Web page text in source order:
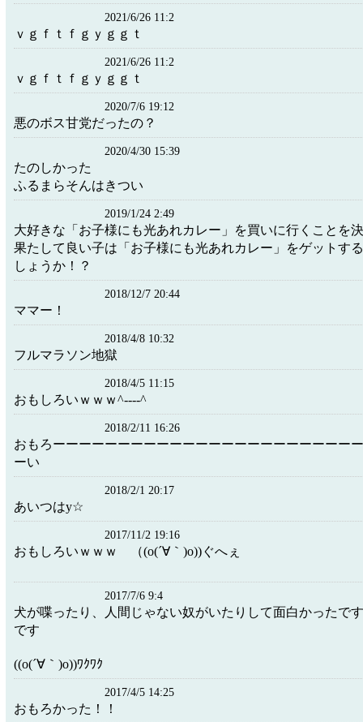
2021/6/26 11:2
ｖｇｆｔｆｇｙｇｇｔ
2021/6/26 11:2
ｖｇｆｔｆｇｙｇｇｔ
2020/7/6 19:12
悪のボス甘党だったの？
2020/4/30 15:39
たのしかった
ふるまらそんはきつい
2019/1/24 2:49
大好きな「お子様にも光あれカレー」を買いに行くことを
果たして良い子は「お子様にも光あれカレー」をゲットす
しょうか！？
2018/12/7 20:44
ママー！
2018/4/8 10:32
フルマラソン地獄
2018/4/5 11:15
おもしろいｗｗｗ^----^
2018/2/11 16:26
おもろーーーーーーーーーーーーーーーーーーーーーーー
ーい
2018/2/1 20:17
あいつはy☆
2017/11/2 19:16
おもしろいｗｗｗ （(o(´∀｀)o))ぐへぇ
2017/7/6 9:4
犬が喋ったり、人間じゃない奴がいたりして面白かったで
です
((o(´∀｀)o))ﾜｸﾜｸ
2017/4/5 14:25
おもろかった！！